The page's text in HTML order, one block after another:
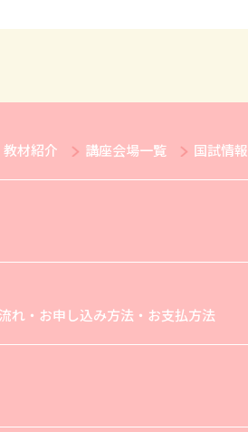
教材紹介 講座会場一覧 国試情報
れ・お申し込み方法・お支払方法